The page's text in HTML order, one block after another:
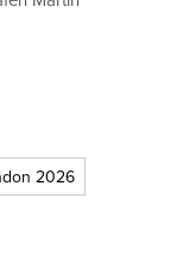
2026